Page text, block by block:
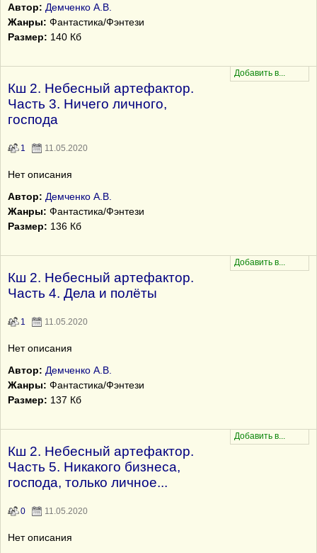
Автор: Демченко А.В.
Жанры: Фантастика/Фэнтези
Размер: 140 Кб
Кш 2. Небесный артефактор.
Часть 3. Ничего личного,
господа
1 11.05.2020
Нет описания
Автор: Демченко А.В.
Жанры: Фантастика/Фэнтези
Размер: 136 Кб
Кш 2. Небесный артефактор.
Часть 4. Дела и полёты
1 11.05.2020
Нет описания
Автор: Демченко А.В.
Жанры: Фантастика/Фэнтези
Размер: 137 Кб
Кш 2. Небесный артефактор.
Часть 5. Никакого бизнеса,
господа, только личное...
0 11.05.2020
Нет описания